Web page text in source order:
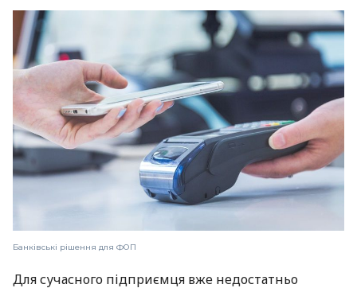
Банківські рішення для ФОП
Для сучасного підприємця вже недостатньо